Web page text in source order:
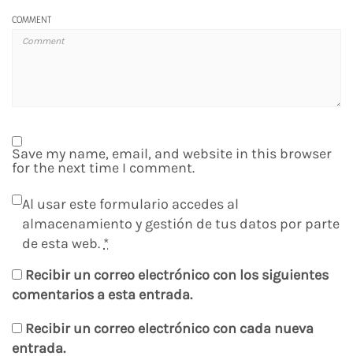
COMMENT
Save my name, email, and website in this browser
for the next time I comment.
Al usar este formulario accedes al
almacenamiento y gestión de tus datos por parte
de esta web. *
Recibir un correo electrónico con los siguientes
comentarios a esta entrada.
Recibir un correo electrónico con cada nueva
entrada.